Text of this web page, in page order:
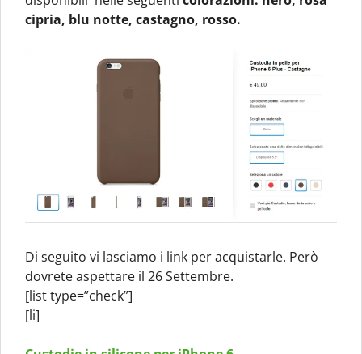
cipria, blu notte, castagno, rosso.
Di seguito vi lasciamo i link per acquistarle. Però
dovrete aspettare il 26 Settembre.
[list type=”check”]
[li]